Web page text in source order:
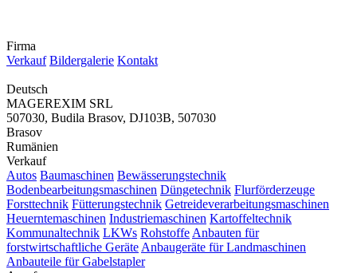
Firma
Verkauf Bildergalerie Kontakt
Deutsch
MAGEREXIM SRL
507030, Budila Brasov, DJ103B, 507030
Brasov
Rumänien
Verkauf
Autos Baumaschinen Bewässerungstechnik
Bodenbearbeitungsmaschinen Düngetechnik Flurförderzeuge
Forsttechnik Fütterungstechnik Getreideverarbeitungsmaschinen
Heuerntemaschinen Industriemaschinen Kartoffeltechnik
Kommunaltechnik LKWs Rohstoffe Anbauten für
forstwirtschaftliche Geräte Anbaugeräte für Landmaschinen
Anbauteile für Gabelstapler